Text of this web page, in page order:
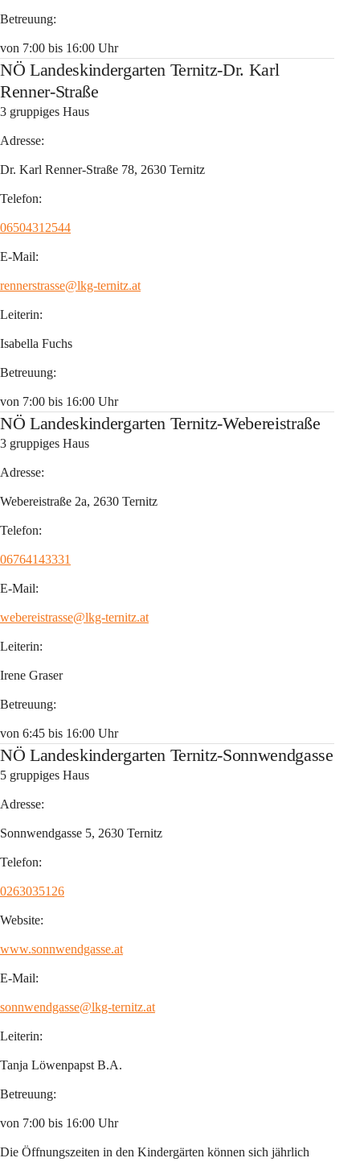
Betreuung:
von 7:00 bis 16:00 Uhr
NÖ Landeskindergarten Ternitz-Dr. Karl
Renner-Straße
3 gruppiges Haus
Adresse:
Dr. Karl Renner-Straße 78, 2630 Ternitz
Telefon:
06504312544
E-Mail:
rennerstrasse@lkg-ternitz.at
Leiterin:
Isabella Fuchs
Betreuung:
von 7:00 bis 16:00 Uhr
NÖ Landeskindergarten Ternitz-Webereistraße
3 gruppiges Haus
Adresse:
Webereistraße 2a, 2630 Ternitz
Telefon:
06764143331
E-Mail:
webereistrasse@lkg-ternitz.at
Leiterin:
Irene Graser
Betreuung:
von 6:45 bis 16:00 Uhr
NÖ Landeskindergarten Ternitz-Sonnwendgasse
5 gruppiges Haus
Adresse:
Sonnwendgasse 5, 2630 Ternitz
Telefon:
0263035126
Website:
www.sonnwendgasse.at
E-Mail:
sonnwendgasse@lkg-ternitz.at
Leiterin:
Tanja Löwenpapst B.A.
Betreuung:
von 7:00 bis 16:00 Uhr
Die Öffnungszeiten in den Kindergärten können sich jährlich